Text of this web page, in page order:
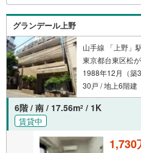
料等については、賃貸中
で、空室または所有者居
賃料相場に基づき、満室
グランデール上野
山手線 「上野」
東京都台東区松
1988年12月（築
30戸 / 地上6階建
6階 / 南 / 17.56m2 / 1K
賃貸中
1,730